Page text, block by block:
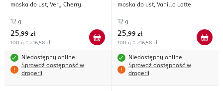
maska do ust, Very Cherry
12 g
25,99 zł
100 g = 216,58 zł
Niedostępny online
Sprawdź dostępność w
drogerii
maska do ust, Vanilla Latte
12 g
25,99 zł
100 g = 216,58 zł
Niedostępny online
Sprawdź dostępność w
drogerii